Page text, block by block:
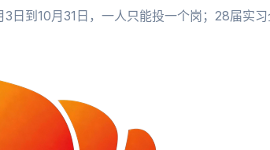
日到10月31日，一人只能投一个岗；28届实习